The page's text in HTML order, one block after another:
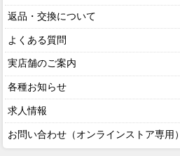
返品・交換について
よくある質問
実店舗のご案内
各種お知らせ
求人情報
お問い合わせ（オンラインストア専用）